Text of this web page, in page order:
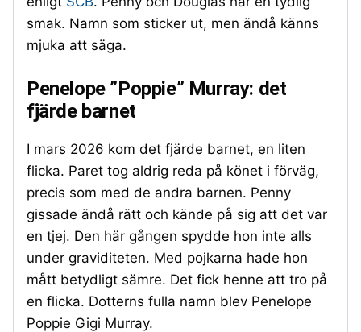
smak. Namn som sticker ut, men ändå känns
mjuka att säga.
Penelope ”Poppie” Murray: det
fjärde barnet
I mars 2026 kom det fjärde barnet, en liten
flicka. Paret tog aldrig reda på könet i förväg,
precis som med de andra barnen. Penny
gissade ändå rätt och kände på sig att det var
en tjej. Den här gången spydde hon inte alls
under graviditeten. Med pojkarna hade hon
mått betydligt sämre. Det fick henne att tro på
en flicka. Dotterns fulla namn blev Penelope
Poppie Gigi Murray.